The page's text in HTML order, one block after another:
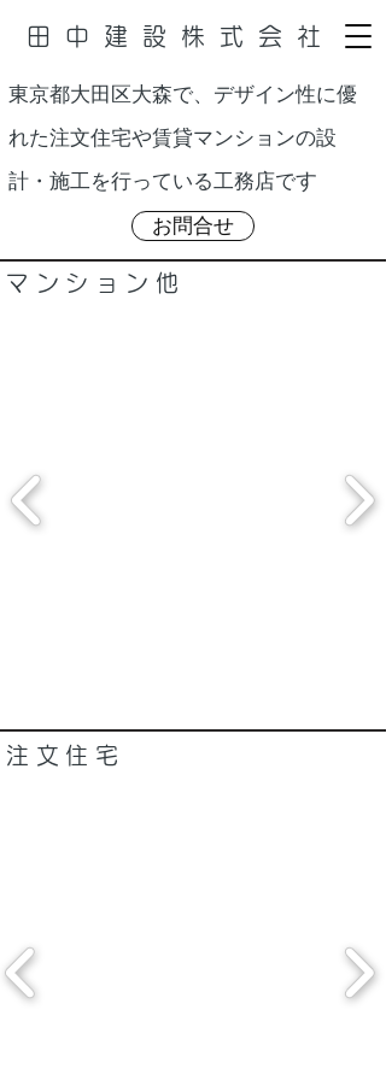
田中建設株式会社
東京都大田区大森で、デザイン性に優
れた注文住宅や賃貸マンションの設
計・施工を行っている工務店です
お問合せ
マンション他
注文​住宅